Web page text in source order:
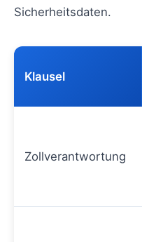
Sicherheitsdaten.
Klausel
Zollverantwortung